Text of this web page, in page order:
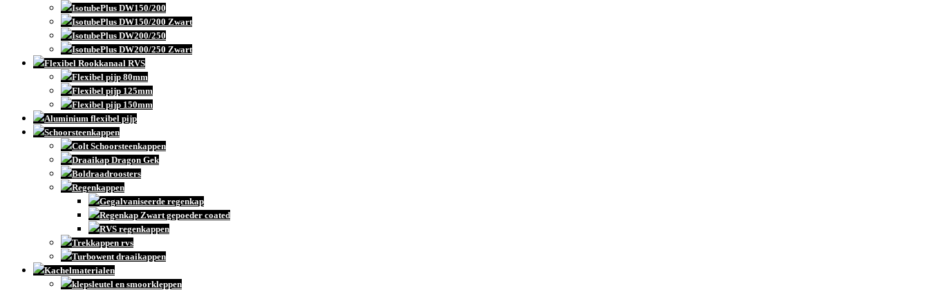
IsotubePlus DW150/200
IsotubePlus DW150/200 Zwart
IsotubePlus DW200/250
IsotubePlus DW200/250 Zwart
Flexibel Rookkanaal RVS
Flexibel pijp 80mm
Flexibel pijp 125mm
Flexibel pijp 150mm
Aluminium flexibel pijp
Schoorsteenkappen
Colt Schoorsteenkappen
Draaikap Dragon Gek
Boldraadroosters
Regenkappen
Gegalvaniseerde regenkap
Regenkap Zwart gepoeder coated
RVS regenkappen
Trekkappen rvs
Turbowent draaikappen
Kachelmaterialen
klepsleutel en smoorkleppen